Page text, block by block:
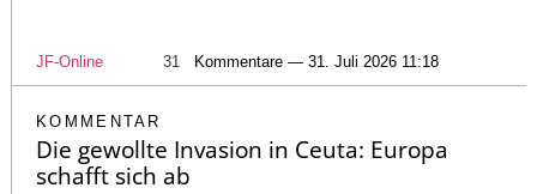
JF-Online 31 Kommentare — 31. Juli 2026 11:18
KOMMENTAR
Die gewollte Invasion in Ceuta: Europa
schafft sich ab